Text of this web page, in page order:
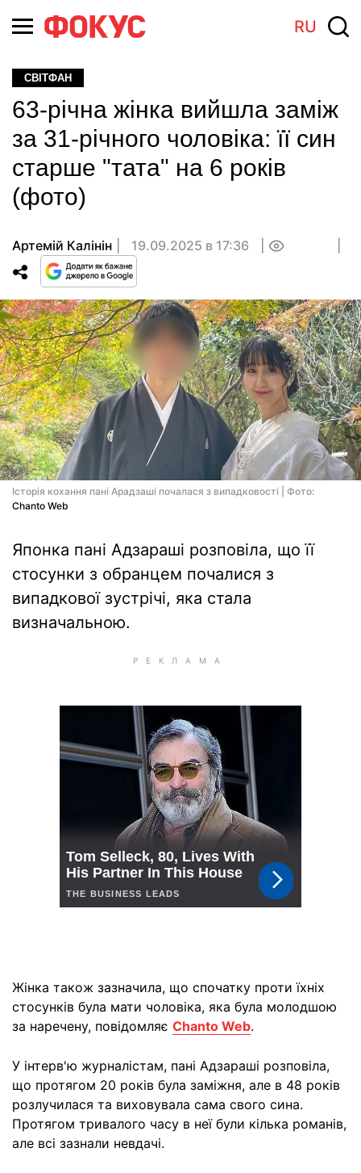
RU
СВІТФАН
63-річна жінка вийшла заміж
за 31-річного чоловіка: її син
старше "тата" на 6 років
(фото)
Артемій Калінін 19.09.2025 в 17:36
Історія кохання пані Арадзаші почалася з випадковості | Фото:
Chanto Web
Японка пані Адзараші розповіла, що її
стосунки з обранцем почалися з
випадкової зустрічі, яка стала
визначальною.
Жінка також зазначила, що спочатку проти їхніх
стосунків була мати чоловіка, яка була молодшою
за наречену, повідомляє Chanto Web.
У інтерв'ю журналістам, пані Адзараші розповіла,
що протягом 20 років була заміжня, але в 48 років
розлучилася та виховувала сама свого сина.
Протягом тривалого часу в неї були кілька романів,
але всі зазнали невдачі.